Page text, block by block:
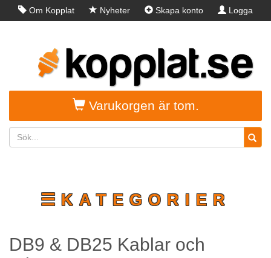
Om Kopplat Nyheter Skapa konto Logga
Varukorgen är tom.
☰KATEGORIER
DB9 & DB25 Kablar och